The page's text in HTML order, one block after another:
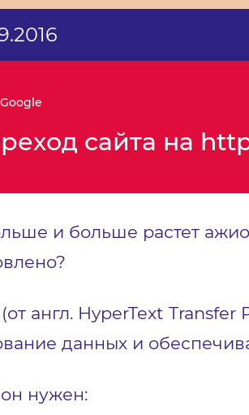
сайта на
и больше растет
(от англ. HyperText
данных и
нужен: